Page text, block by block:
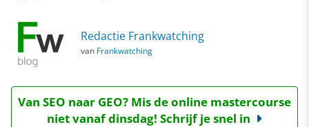
Redactie Frankwatching
van Frankwatching
Van SEO naar GEO? Mis de online mastercourse
niet vanaf dinsdag! Schrijf je snel in